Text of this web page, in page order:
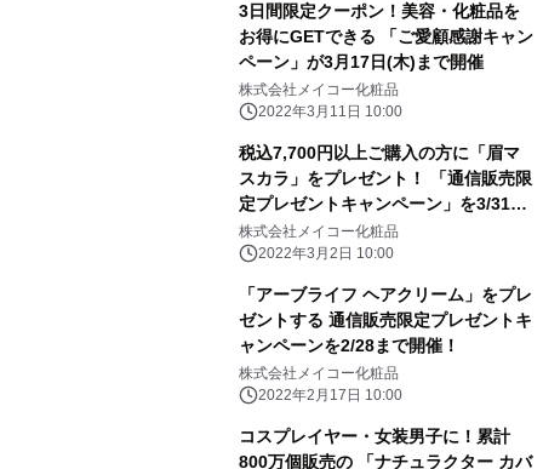
3日間限定クーポン！美容・化粧品を
お得にGETできる 「ご愛顧感謝キャン
ペーン」が3月17日(木)まで開催
株式会社メイコー化粧品
2022年3月11日 10:00
税込7,700円以上ご購入の方に「眉マ
スカラ」をプレゼント！ 「通信販売限
定プレゼントキャンペーン」を3/31ま
で開催
株式会社メイコー化粧品
2022年3月2日 10:00
「アーブライフ ヘアクリーム」をプレ
ゼントする 通信販売限定プレゼントキ
ャンペーンを2/28まで開催！
株式会社メイコー化粧品
2022年2月17日 10:00
コスプレイヤー・女装男子に！累計
800万個販売の 「ナチュラクター カバ